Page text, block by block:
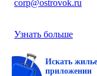
corp@ostrovok.ru
Узнать больше
Искать
приложении